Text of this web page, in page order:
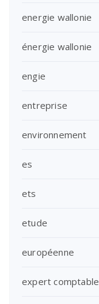
energie wallonie
énergie wallonie
engie
entreprise
environnement
es
ets
etude
européenne
expert comptable